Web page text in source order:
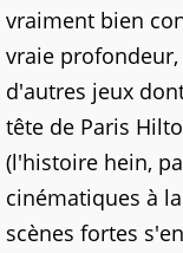
vraiment bien
vraie
d'autres jeux
tête de Paris
(l'histoire hein,
cinématiques à
scènes fortes